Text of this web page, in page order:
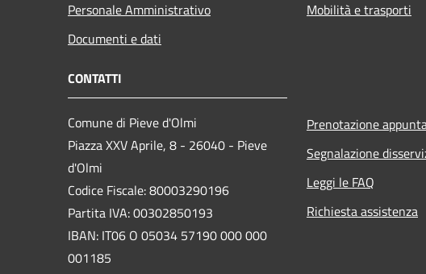
Personale Amministrativo
Documenti e dati
Mobilità e trasporti
CONTATTI
Comune di Pieve d'Olmi
Piazza XXV Aprile, 8 - 26040 - Pieve
d'Olmi
Codice Fiscale: 80003290196
Partita IVA: 00302850193
IBAN: IT06 O 05034 57190 000 000
001185
Prenotazione
Segnalazione
Leggi le FAQ
Richiesta assistenza